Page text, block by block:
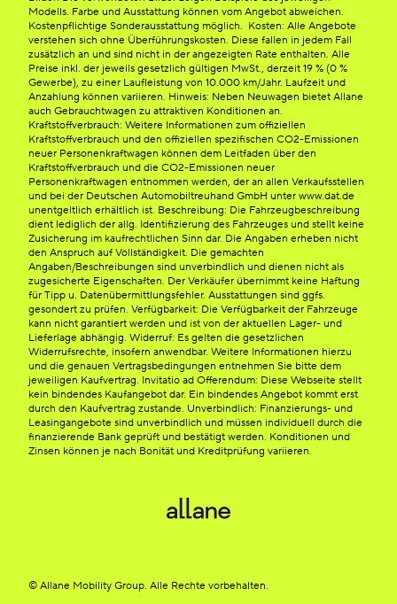
Modells. Farbe und Ausstattung können vom Angebot abweichen.
Kostenpflichtige Sonderausstattung möglich. Kosten: Alle Angebote
verstehen sich ohne Überführungskosten. Diese fallen in jedem Fall
zusätzlich an und sind nicht in der angezeigten Rate enthalten. Alle
Preise inkl. der jeweils gesetzlich gültigen MwSt., derzeit 19 % (0 %
Gewerbe), zu einer Laufleistung von 10.000 km/Jahr. Laufzeit und
Anzahlung können variieren. Hinweis: Neben Neuwagen bietet Allane
auch Gebrauchtwagen zu attraktiven Konditionen an.
Kraftstoffverbrauch: Weitere Informationen zum offiziellen
Kraftstoffverbrauch und den offiziellen spezifischen CO2-Emissionen
neuer Personenkraftwagen können dem Leitfaden über den
Kraftstoffverbrauch und die CO2-Emissionen neuer
Personenkraftwagen entnommen werden, der an allen Verkaufsstellen
und bei der Deutschen Automobiltreuhand GmbH unter www.dat.de
unentgeltlich erhältlich ist. Beschreibung: Die Fahrzeugbeschreibung
dient lediglich der allg. Identifizierung des Fahrzeuges und stellt keine
Zusicherung im kaufrechtlichen Sinn dar. Die Angaben erheben nicht
den Anspruch auf Vollständigkeit. Die gemachten
Angaben/Beschreibungen sind unverbindlich und dienen nicht als
zugesicherte Eigenschaften. Der Verkäufer übernimmt keine Haftung
für Tipp u. Datenübermittlungsfehler. Ausstattungen sind ggfs.
gesondert zu prüfen. Verfügbarkeit: Die Verfügbarkeit der Fahrzeuge
kann nicht garantiert werden und ist von der aktuellen Lager- und
Lieferlage abhängig. Widerruf: Es gelten die gesetzlichen
Widerrufsrechte, insofern anwendbar. Weitere Informationen hierzu
und die genauen Vertragsbedingungen entnehmen Sie bitte dem
jeweiligen Kaufvertrag. Invitatio ad Offerendum: Diese Webseite stellt
kein bindendes Kaufangebot dar. Ein bindendes Angebot kommt erst
durch den Kaufvertrag zustande. Unverbindlich: Finanzierungs- und
Leasingangebote sind unverbindlich und müssen individuell durch die
finanzierende Bank geprüft und bestätigt werden. Konditionen und
Zinsen können je nach Bonität und Kreditprüfung variieren.
© Allane Mobility Group. Alle Rechte vorbehalten.